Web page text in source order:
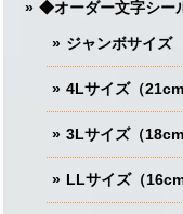
◆オーダー文字シ
ジャンボサイズ
4Lサイズ（
3Lサイズ（
LLサイズ（